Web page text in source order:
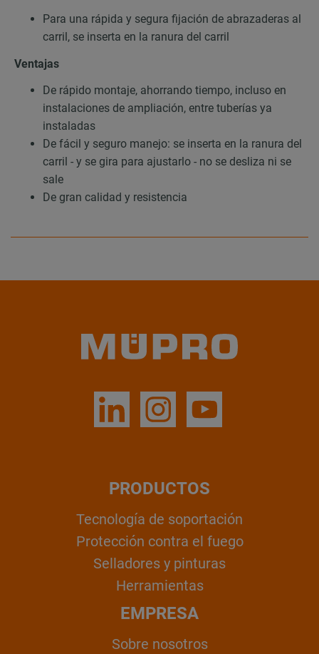
Para una rápida y segura fijación de abrazaderas al
carril, se inserta en la ranura del carril
Ventajas
De rápido montaje, ahorrando tiempo, incluso en
instalaciones de ampliación, entre tuberías ya
instaladas
De fácil y seguro manejo: se inserta en la ranura del
carril - y se gira para ajustarlo - no se desliza ni se
sale
De gran calidad y resistencia
PRODUCTOS
Tecnología de soportación
Protección contra el fuego
Selladores y pinturas
Herramientas
EMPRESA
Sobre nosotros